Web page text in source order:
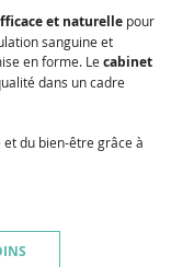
et naturelle pour
sanguine et
en forme. Le cabinet
dans un cadre
et du bien-être grâce à